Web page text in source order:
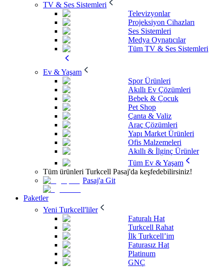
TV & Ses Sistemleri
Televizyonlar
Projeksiyon Cihazları
Ses Sistemleri
Medya Oynatıcılar
Tüm TV & Ses Sistemleri
Ev & Yaşam
Spor Ürünleri
Akıllı Ev Çözümleri
Bebek & Çocuk
Pet Shop
Çanta & Valiz
Araç Çözümleri
Yapı Market Ürünleri
Ofis Malzemeleri
Akıllı & İlginç Ürünler
Tüm Ev & Yaşam
Tüm ürünleri Turkcell Pasaj'da keşfedebilirsiniz!
Pasaj'a Git
Paketler
Yeni Turkcell'liler
Faturalı Hat
Turkcell Rahat
İlk Turkcell’im
Faturasız Hat
Platinum
GNÇ